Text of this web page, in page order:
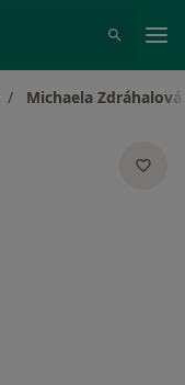
Michaela Zdráhalová